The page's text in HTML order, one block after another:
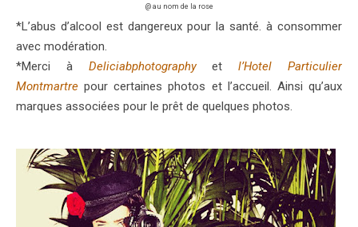
@ au nom de la rose
*L’abus d’alcool est dangereux pour la santé. à consommer
avec modération.
*Merci à
Deliciabphotography etl’Hotel Particulier
Montmartre pour certaines photos et l’accueil. Ainsi qu’aux
marques associées pour le prêt de quelques photos.